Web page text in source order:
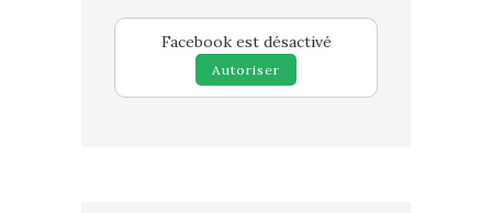
Facebook est désactivé
Autoriser